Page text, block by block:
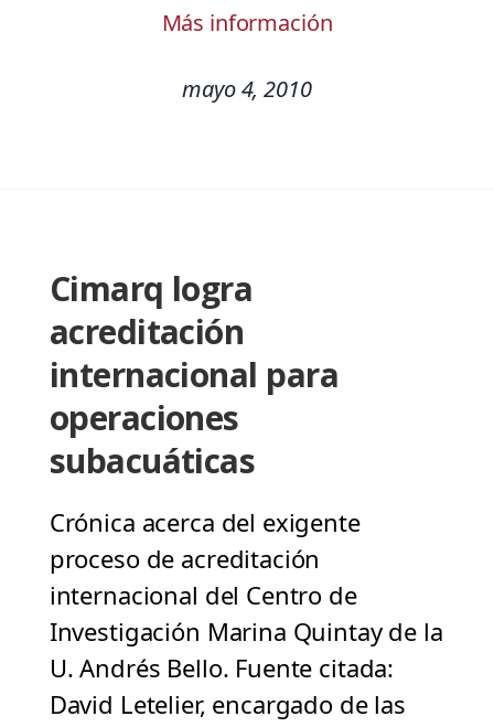
Más información
mayo 4, 2010
Cimarq logra
acreditación
internacional para
operaciones
subacuáticas
Crónica acerca del exigente
proceso de acreditación
internacional del Centro de
Investigación Marina Quintay de la
U. Andrés Bello. Fuente citada:
David Letelier, encargado de las